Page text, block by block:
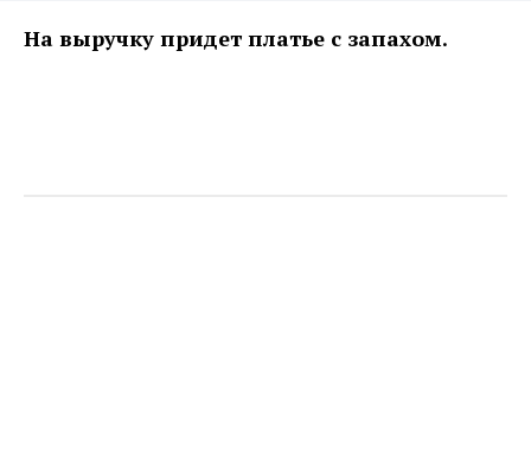
На выручку придет платье с запахом.